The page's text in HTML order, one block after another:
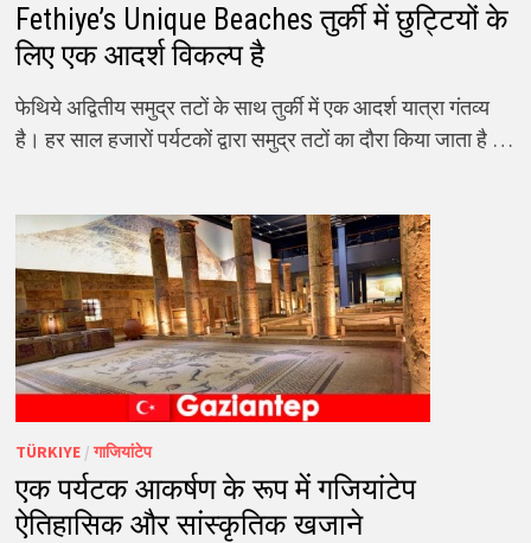
Fethiye’s Unique Beaches तुर्की में छुट्टियों के
लिए एक आदर्श विकल्प है
फेथिये अद्वितीय समुद्र तटों के साथ तुर्की में एक आदर्श यात्रा गंतव्य
है। हर साल हजारों पर्यटकों द्वारा समुद्र तटों का दौरा किया जाता है …
TÜRKIYE/गाजियांटेप
एक पर्यटक आकर्षण के रूप में गजियांटेप
ऐतिहासिक और सांस्कृतिक खजाने